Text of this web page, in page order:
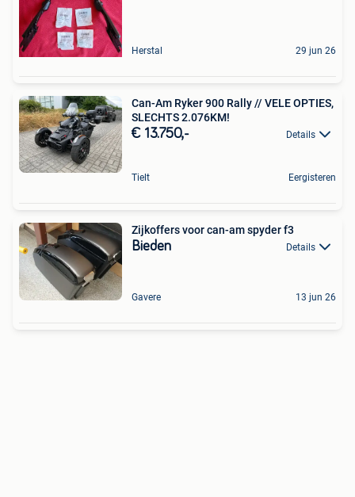
Herstal 29 jun 26
Can-Am Ryker 900 Rally // VELE OPTIES,
SLECHTS 2.076KM!
€ 13.750,- Details
Tielt Eergisteren
Zijkoffers voor can-am spyder f3
Bieden Details
Gavere 13 jun 26